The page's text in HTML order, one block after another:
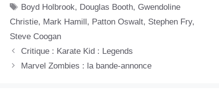
Étiquettes
Boyd Holbrook, Douglas Booth, Gwendoline
Christie, Mark Hamill, Patton Oswalt, Stephen Fry,
Steve Coogan
Critique : Karate Kid : Legends
Marvel Zombies : la bande-annonce